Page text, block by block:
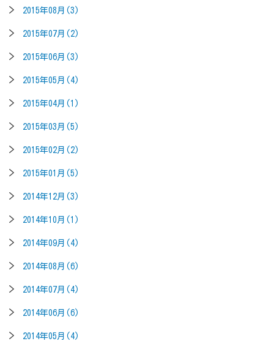
2015年08月(3)
2015年07月(2)
2015年06月(3)
2015年05月(4)
2015年04月(1)
2015年03月(5)
2015年02月(2)
2015年01月(5)
2014年12月(3)
2014年10月(1)
2014年09月(4)
2014年08月(6)
2014年07月(4)
2014年06月(6)
2014年05月(4)